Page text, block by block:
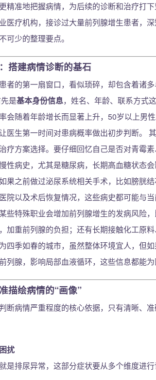
精准地把握病情，为后续的诊断和治疗打
医疗机构，接诊过大量前列腺增生患者，
可少的整理要点。
搭建病情诊断的基石
者的第一扇窗口，看似琐碎，却包含着诸
是基本身份信息，姓名、年龄、联系方式
会随着年龄增长而显著上升，50岁以上男
医生第一时间对患病概率做出初步判断。
疗方案选择。要仔细回忆自己是否对青霉
性病史，尤其是糖尿病，长期高血糖状态
果之前做过泌尿系统相关手术，比如膀胱
院以及术后恢复情况，这些病史都可能与
些特殊职业会增加前列腺增生的发病风险
加重前列腺的负担；还有长期接触化工原
四季如春的城市，虽然整体环境宜人，但
列腺，影响局部血液循环，这些信息都能为
描绘病情的“画像”
断病情严重程度的核心依据，只有清晰、
扰
是排尿异常，这部分症状要从多个维度进行